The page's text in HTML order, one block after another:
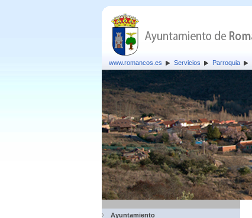
www.romancos.es Servicios Parroquia
Ayuntamiento